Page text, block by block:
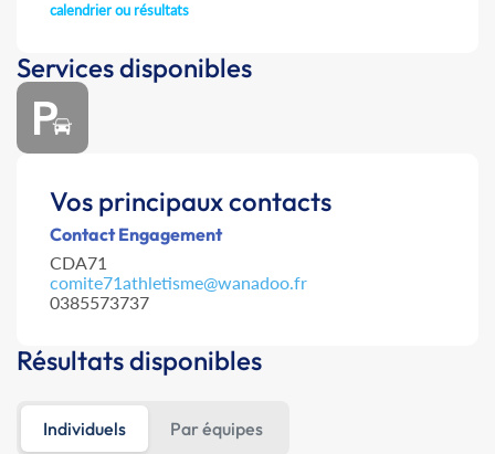
calendrier ou résultats
Services disponibles
Vos principaux contacts
Contact Engagement
CDA71
comite71athletisme@wanadoo.fr
0385573737
Résultats disponibles
Individuels Par équipes